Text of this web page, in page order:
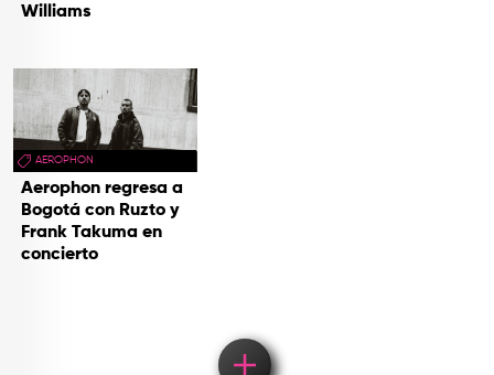
Williams
AEROPHON
Aerophon regresa a
Bogotá con Ruzto y
Frank Takuma en
concierto